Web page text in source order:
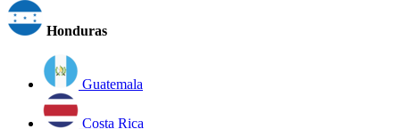
Honduras
Guatemala
Costa Rica